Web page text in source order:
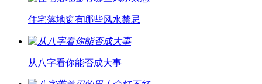
住宅落地窗有哪些风水禁忌
从八字看你能否成大事